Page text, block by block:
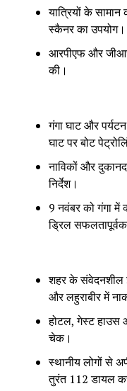
यात्रियों के
स्कैनर का उपयोग।
आरपीएफ और
की।
गंगा घाट और
घाट पर बोट
नाविकों और
निर्देश।
9 नवंबर को गंगा
ड्रिल
शहर के संवेदनशील
और लहुराबीर में
होटल, गेस्ट हाउस
चेक।
स्थानीय लोगों से
तुरंत 112 डायल